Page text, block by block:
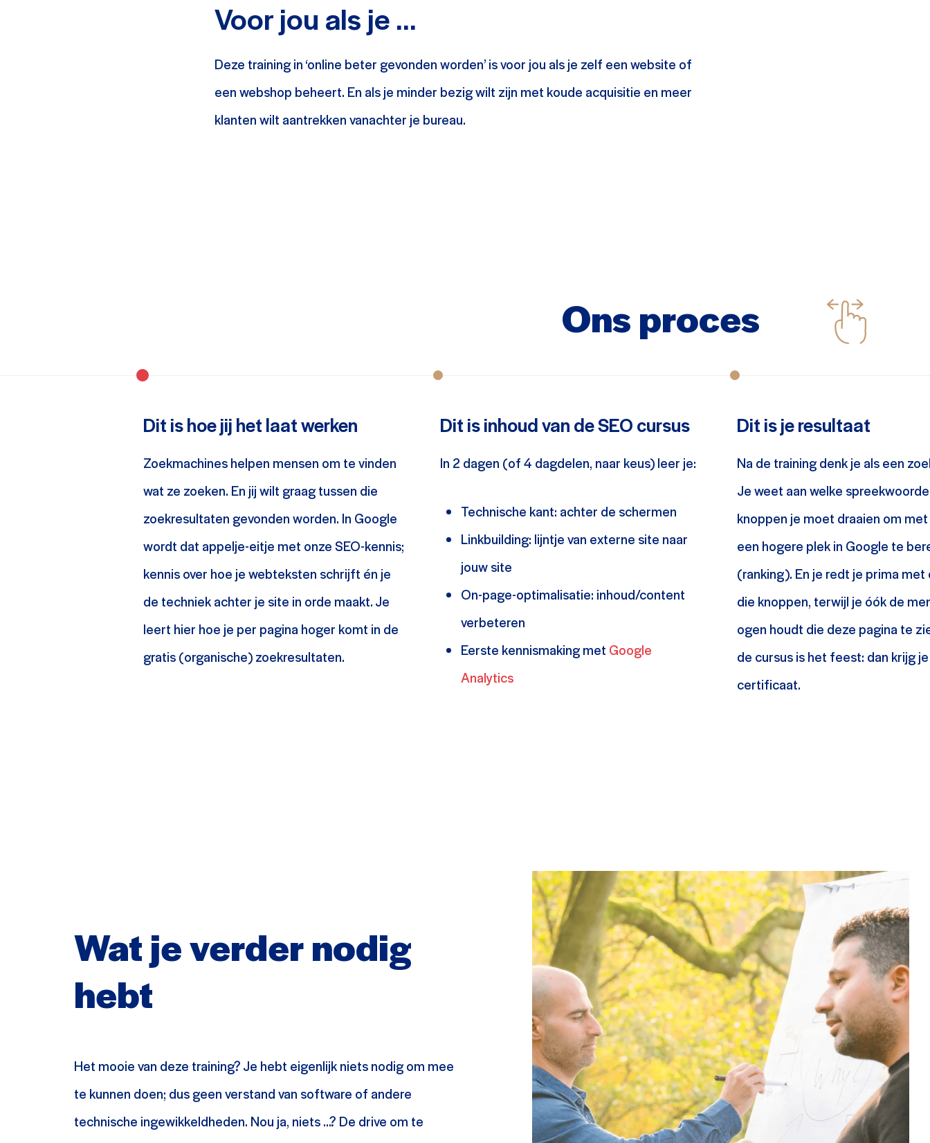
Voor jou als je …
Deze training in ‘online beter gevonden worden’ is voor jou als je zelf een website of
een webshop beheert. En als je minder bezig wilt zijn met koude acquisitie en meer
klanten wilt aantrekken vanachter je bureau.
Ons proces
Dit is hoe jij het laat werken
Zoekmachines helpen mensen om te vinden
wat ze zoeken. En jij wilt graag tussen die
zoekresultaten gevonden worden. In Google
wordt dat appelje-eitje met onze SEO-kennis;
kennis over hoe je webteksten schrijft én je
de techniek achter je site in orde maakt. Je
leert hier hoe je per pagina hoger komt in de
gratis (organische) zoekresultaten.
Dit is inhoud van de SEO cursus
In 2 dagen (of 4 dagdelen, naar keus) leer je:
Technische kant: achter de schermen
Linkbuilding: lijntje van externe site naar
jouw site
On-page-optimalisatie: inhoud/content
verbeteren
Eerste kennismaking met Google
Analytics
Dit is je resultaat
Na de training denk je als een
Je weet aan welke
knoppen je moet draaien om
een hogere plek in Google te
(ranking). En je redt je prima met
die knoppen, terwijl je óók de
ogen houdt die deze pagina te
de cursus is het feest: dan krijg
certificaat.
Wat je verder nodig
hebt
Het mooie van deze training? Je hebt eigenlijk niets nodig om mee
te kunnen doen; dus geen verstand van software of andere
technische ingewikkeldheden. Nou ja, niets …? De drive om te